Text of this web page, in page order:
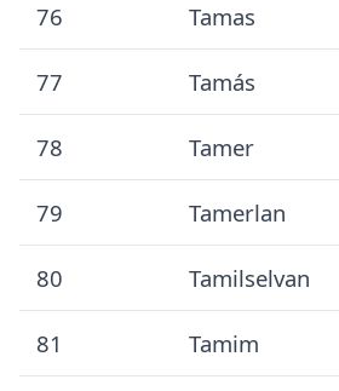
76 Tamas
77 Tamás
78 Tamer
79 Tamerlan
80 Tamilselvan
81 Tamim